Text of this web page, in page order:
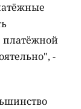
платёжной
-